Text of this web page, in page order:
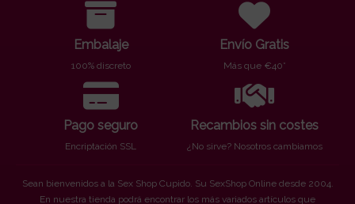
Embalaje
100% discreto
Envío Gratis
Más que €40*
Pago seguro
Encriptación SSL
Recambios sin costes
¿No sirve? Nosotros cambiamos
Sean bienvenidos a la Sex Shop Cupido. Su SexShop Online desde 2004.
En nuestra tienda podrá encontrar los más variados artículos que